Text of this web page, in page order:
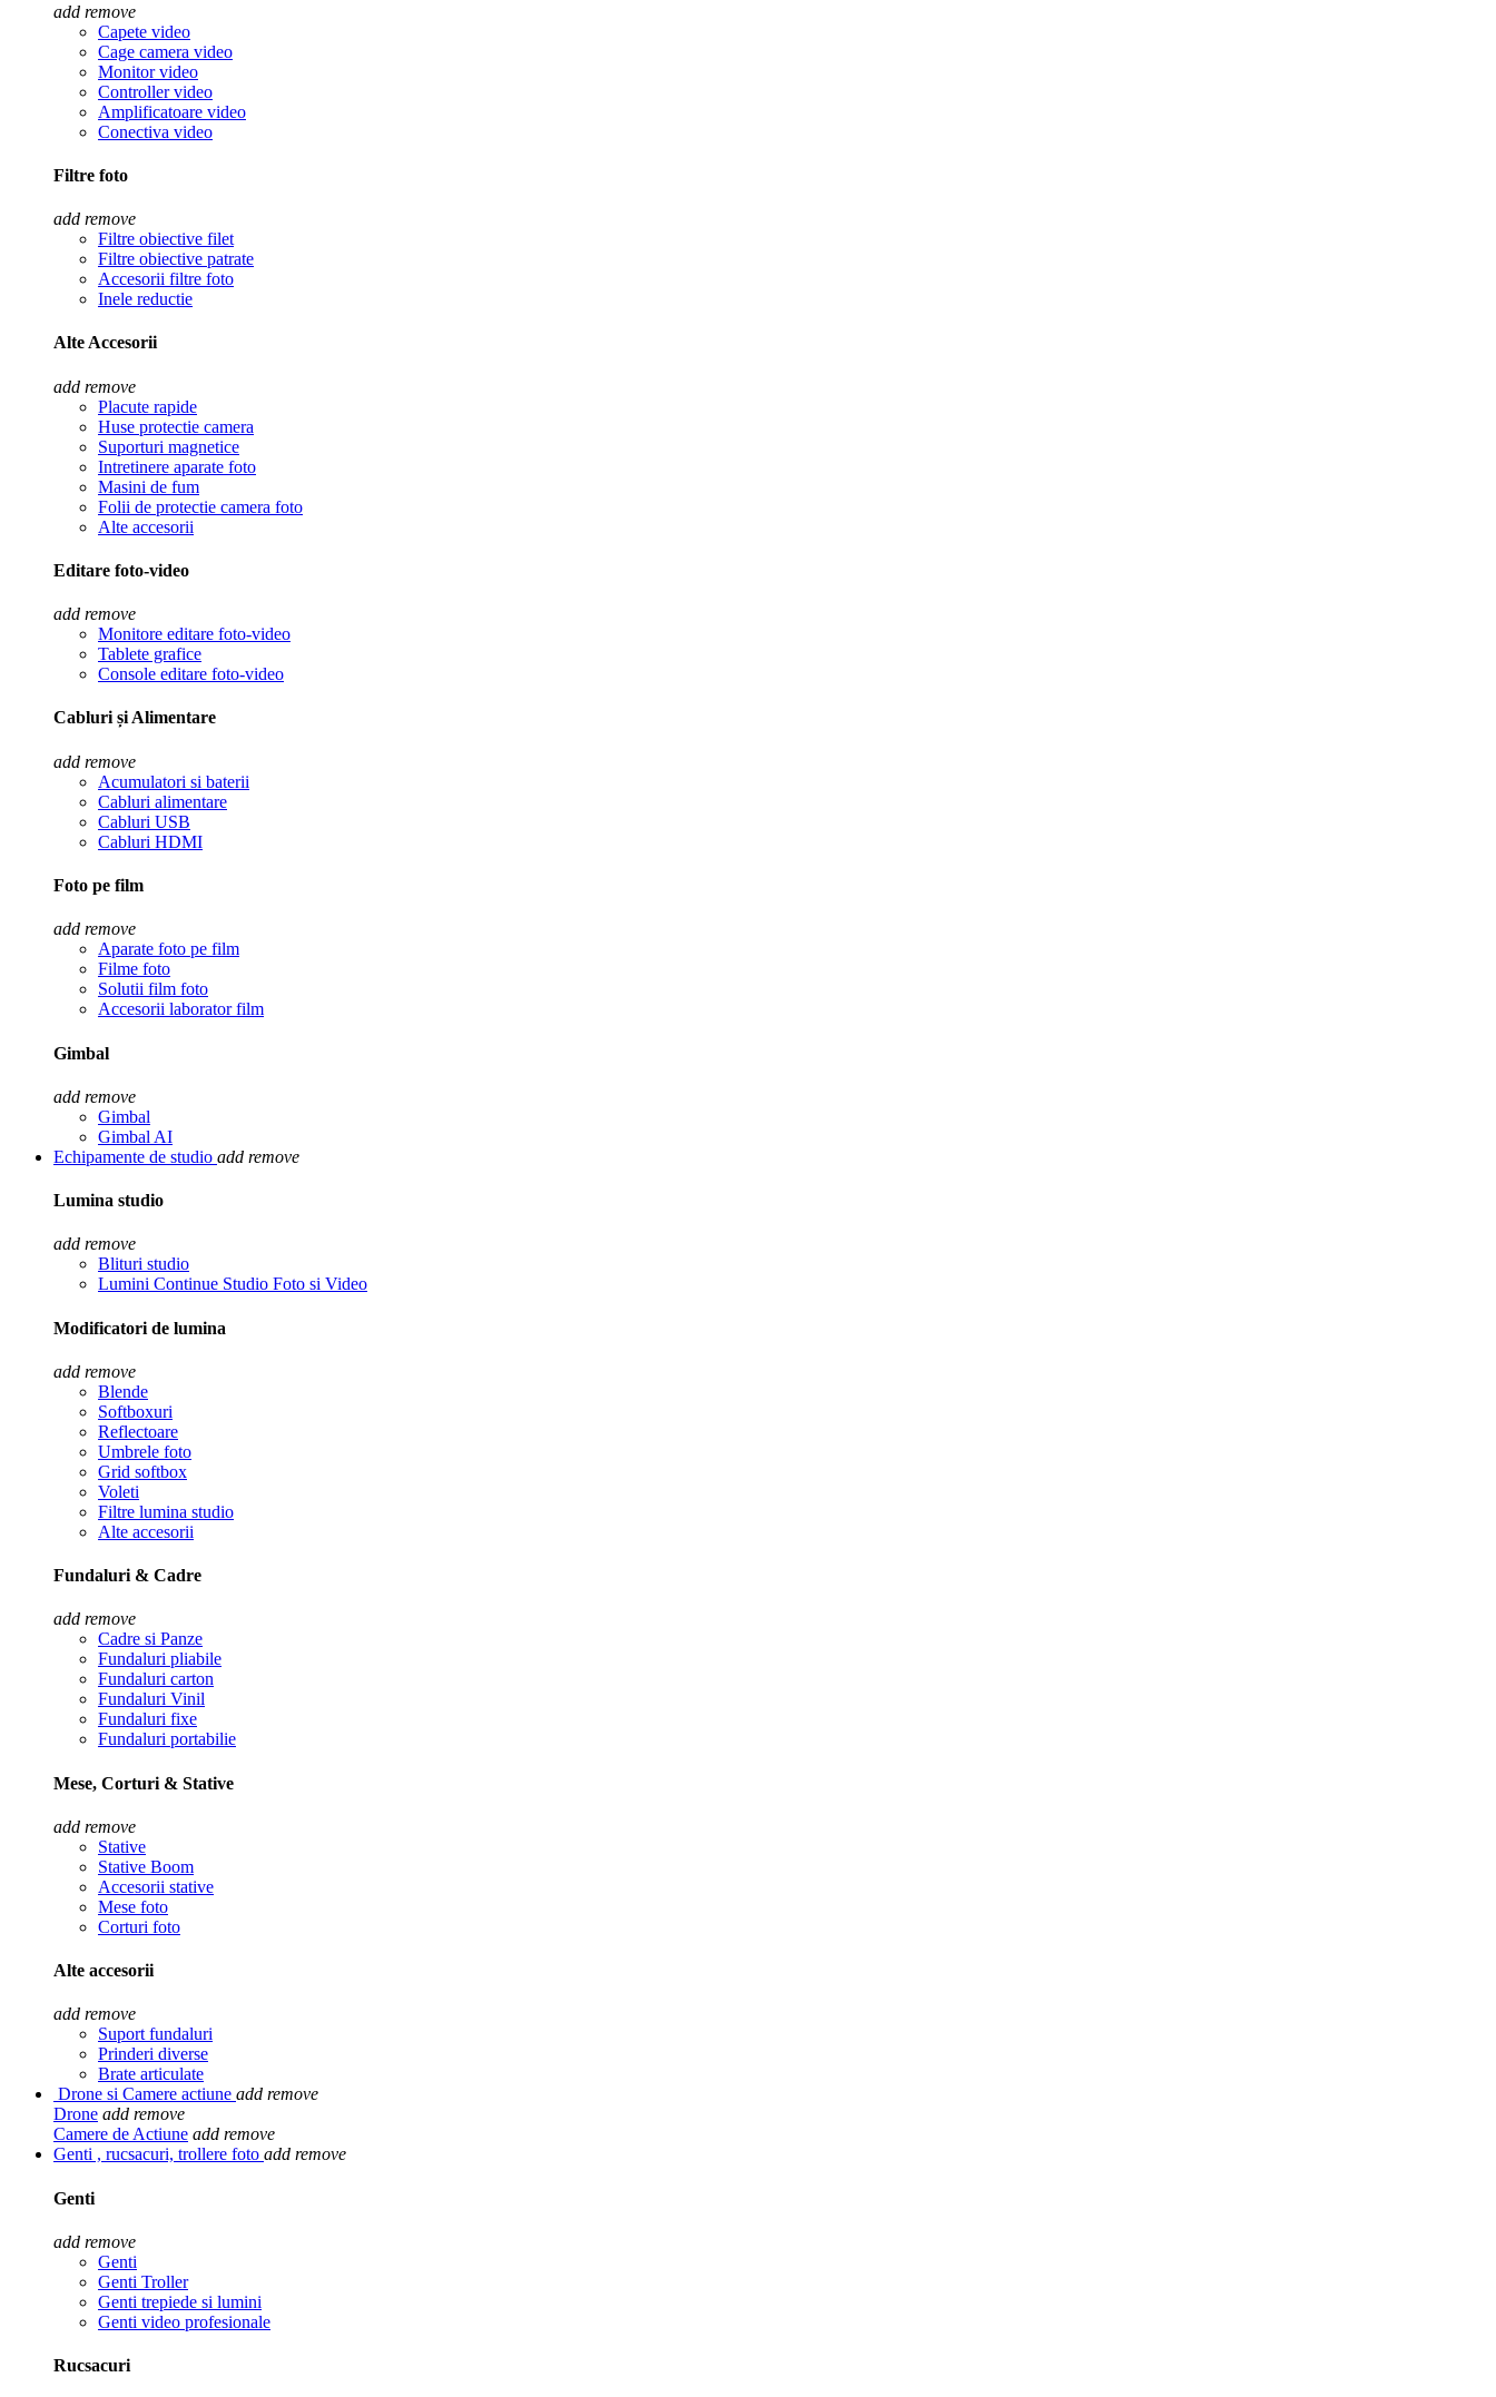
add remove
Capete video
Cage camera video
Monitor video
Controller video
Amplificatoare video
Conectiva video
Filtre foto
add remove
Filtre obiective filet
Filtre obiective patrate
Accesorii filtre foto
Inele reductie
Alte Accesorii
add remove
Placute rapide
Huse protectie camera
Suporturi magnetice
Intretinere aparate foto
Masini de fum
Folii de protectie camera foto
Alte accesorii
Editare foto-video
add remove
Monitore editare foto-video
Tablete grafice
Console editare foto-video
Cabluri și Alimentare
add remove
Acumulatori si baterii
Cabluri alimentare
Cabluri USB
Cabluri HDMI
Foto pe film
add remove
Aparate foto pe film
Filme foto
Solutii film foto
Accesorii laborator film
Gimbal
add remove
Gimbal
Gimbal AI
Echipamente de studio add remove
Lumina studio
add remove
Blituri studio
Lumini Continue Studio Foto si Video
Modificatori de lumina
add remove
Blende
Softboxuri
Reflectoare
Umbrele foto
Grid softbox
Voleti
Filtre lumina studio
Alte accesorii
Fundaluri & Cadre
add remove
Cadre si Panze
Fundaluri pliabile
Fundaluri carton
Fundaluri Vinil
Fundaluri fixe
Fundaluri portabilie
Mese, Corturi & Stative
add remove
Stative
Stative Boom
Accesorii stative
Mese foto
Corturi foto
Alte accesorii
add remove
Suport fundaluri
Prinderi diverse
Brate articulate
Drone si Camere actiune add remove
Drone add remove
Camere de Actiune add remove
Genti , rucsacuri, trollere foto add remove
Genti
add remove
Genti
Genti Troller
Genti trepiede si lumini
Genti video profesionale
Rucsacuri